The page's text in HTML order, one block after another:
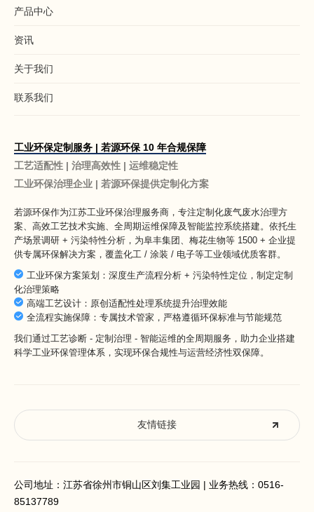
产品中心
资讯
关于我们
联系我们
工业环保定制服务 | 若源环保 10 年合规保障
工艺适配性 | 治理高效性 | 运维稳定性
工业环保治理企业 | 若源环保提供定制化方案
若源环保作为江苏工业环保治理服务商 ，专注定制化废气废水治理方
案、高效工艺技术实施、全周期运维保障及智能监控系统搭建。依托生
产场景调研 + 污染特性分析，为阜丰集团、梅花生物等 1500 + 企业提
供专属环保解决方案，覆盖化工 / 涂装 / 电子等工业领域优质客群。
工业环保方案策划：深度生产流程分析 + 污染特性定位，制定定制
化治理策略
高端工艺设计：原创适配性处理系统提升治理效能
全流程实施保障：专属技术管家，严格遵循环保标准与节能规范
我们通过工艺诊断 - 定制治理 - 智能运维的全周期服务，助力企业搭建
科学工业环保管理体系，实现环保合规性与运营经济性双保障。
公司地址：江苏省徐州市铜山区刘集工业园 | 业务热线： 0516-
85137789
友情链接